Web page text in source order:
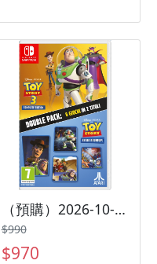
商：華碩 ASUS
（預購）2026-10-15 NS 玩具總動員 復古合輯 & 玩具總動員3 完整版 日中版
$990
$970